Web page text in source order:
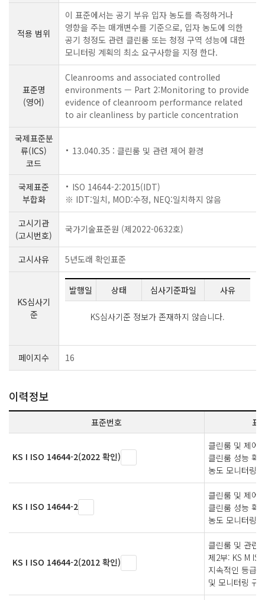
적용 범위
이 표준에서는 공기 부유 입자 농도를 측정하거나
영향을 주는 매개변수를 기준으로, 입자 농도에 의한
공기 청정도 관련 클린룸 또는 청정 구역 성능에 대한
모니터링 계획의 최소 요구사항을 지정 한다.
표준명
(영어)
Cleanrooms and associated controlled
environments — Part 2:Monitoring to provide
evidence of cleanroom performance related
to air cleanliness by particle concentration
국제표준분
류(ICS)
코드
13.040.35 : 클린룸 및 관련 제어 환경
국제표준
부합화
ISO 14644-2:2015(IDT)
※ IDT:일치, MOD:수정, NEQ:일치하지 않음
고시기관
(고시번호)
국가기술표준원 (제2022-0632호)
고시사유 5년도래 확인표준
KS심사기
준
발행일 상태 심사기준파일 사유
KS심사기준 정보가 존재하지 않습니다.
페이지수 16
이력정보
표준번호 표
KS I ISO 14644-2(2022 확인)
클린룸 및 제어
클린룸 성능 확
농도 모니터링
KS I ISO 14644-2
클린룸 및 제어
클린룸 성능 확
농도 모니터링
KS I ISO 14644-2(2012 확인)
클린룸 및 관련
제2부: KS M
지속적인 등급
및 모니터링 규